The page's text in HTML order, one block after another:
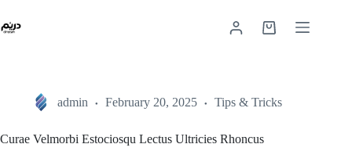
admin February 20, 2025 Tips & Tricks
Curae Velmorbi Estociosqu Lectus Ultricies Rhoncus